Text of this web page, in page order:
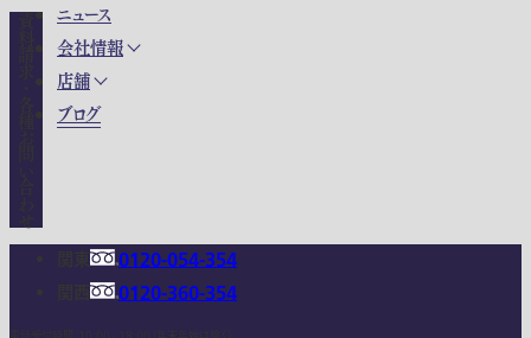
ニュース
会社情報
店舗
ブログ
0120-054-354
0120-360-354